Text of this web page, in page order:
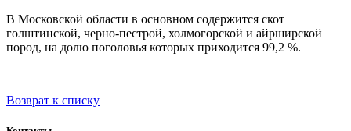
В Московской области в основном содержится скот
голштинской, черно-пестрой, холмогорской и айрширской
пород, на долю поголовья которых приходится 99,2 %.
Возврат к списку